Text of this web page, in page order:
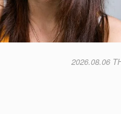
2026.08.06